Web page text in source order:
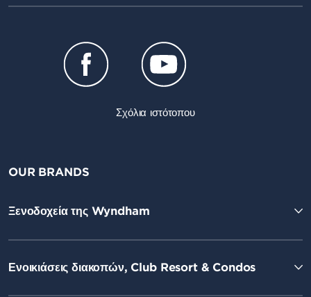
Σχόλια ιστότοπου
OUR BRANDS
Ξενοδοχεία της Wyndham
Ενοικιάσεις διακοπών, Club Resort & Condos